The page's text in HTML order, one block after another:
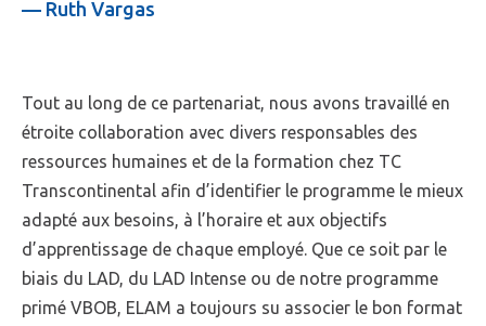
— Ruth Vargas
Tout au long de ce partenariat, nous avons travaillé en
étroite collaboration avec divers responsables des
ressources humaines et de la formation chez TC
Transcontinental afin d’identifier le programme le mieux
adapté aux besoins, à l’horaire et aux objectifs
d’apprentissage de chaque employé. Que ce soit par le
biais du LAD, du LAD Intense ou de notre programme
primé VBOB, ELAM a toujours su associer le bon format